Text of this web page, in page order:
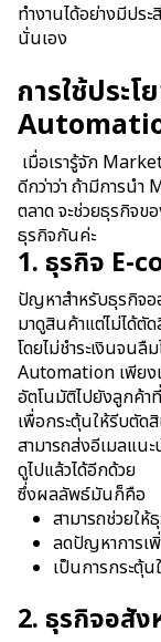
ทำงานได้อย่างมีปร
นั่นเอง
การใช้ประ
เมื่อเรารู้จัก
ดีกว่าว่า ถ้ามีการนำ
ตลาดจะช่วยธุรกิจข
ธุรกิจกันค่ะ
1. ธุรกิจ E-
ปัญหาสำหรับธุรกิจ
มาดูสินค้าแต่ไม่ได้ตั
โดยไม่ชำระเงินจนลืม
Automation เพีย
อัตโนมัติไปยังลูกค้า
เพื่อกระตุ้นให้รีบตัด
สามารถส่งอีเมลแน
ดูไปแล้วได้อีกด้วย
ซึ่งผลลัพธ์มันก็คือ
สามารถช่วยให้
ลดปัญหาการเ
เป็นการกระตุ้น
2. ธุรกิจอสั